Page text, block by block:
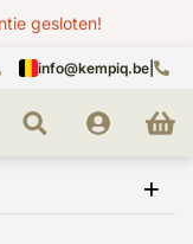
gesloten!
info@kempiq.be